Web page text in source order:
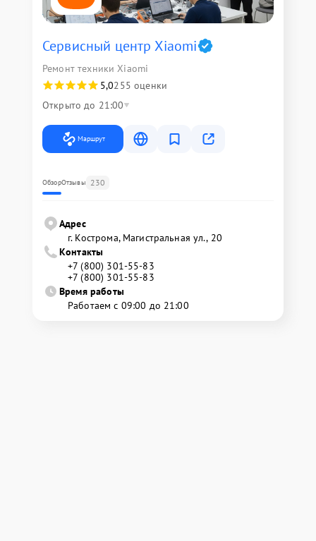
Сервисный центр Xiaomi
Ремонт техники Xiaomi
5,0255 оценки
Открыто до 21:00
Маршрут
ОбзорОтзывы 230
Адрес
г. Кострома, Магистральная ул., 20
Контакты
+7 (800) 301-55-83
+7 (800) 301-55-83
Время работы
Работаем с 09:00 до 21:00